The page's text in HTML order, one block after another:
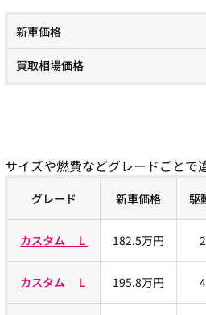
新車価格
買取相場価格
サイズや燃費などグレードごとで
グレード 新車価格 駆
カスタム Ｌ 182.5万円
カスタム Ｌ 195.8万円